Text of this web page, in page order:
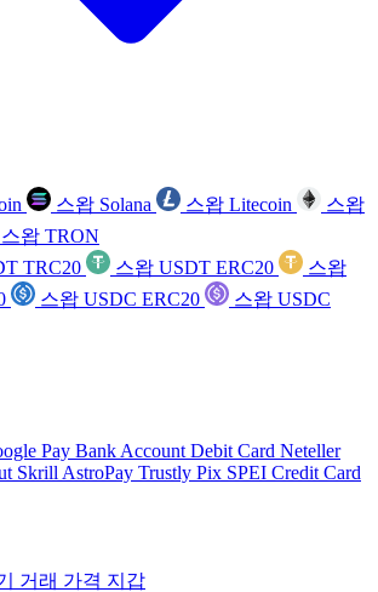
스왑 Solana 스왑 Litecoin
스왑
스왑 TRON
TRC20
스왑 USDT ERC20
스왑
스왑 USDC ERC20
스왑 USDC
Pay Bank Account Debit Card Neteller
Skrill AstroPay Trustly Pix SPEI Credit Card
거래 가격 지갑